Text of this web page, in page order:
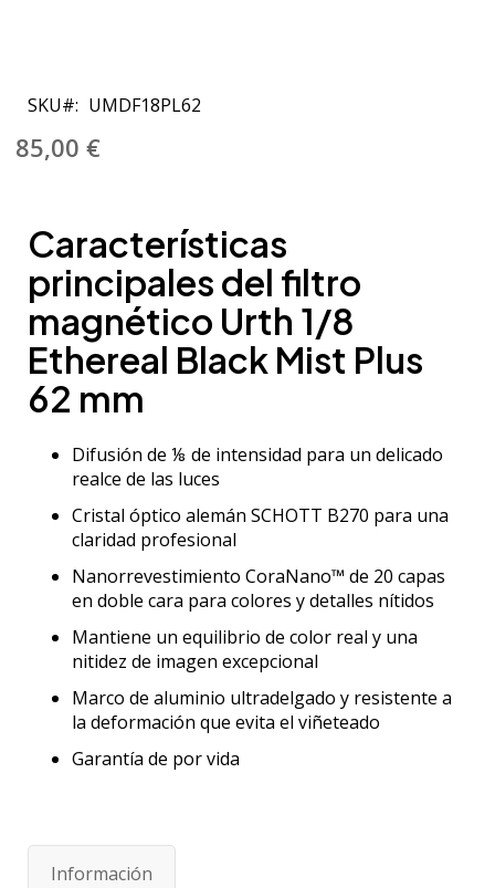
comienzo
de
la
imágenes
SKU UMDF18PL62
85,00 €
Características
principales del filtro
magnético Urth 1/8
Ethereal Black Mist Plus
62 mm
Difusión de ⅛ de intensidad para un delicado
realce de las luces
Cristal óptico alemán SCHOTT B270 para una
claridad profesional
Nanorrevestimiento CoraNano™ de 20 capas
en doble cara para colores y detalles nítidos
Mantiene un equilibrio de color real y una
nitidez de imagen excepcional
Marco de aluminio ultradelgado y resistente a
la deformación que evita el viñeteado
Garantía de por vida
Información